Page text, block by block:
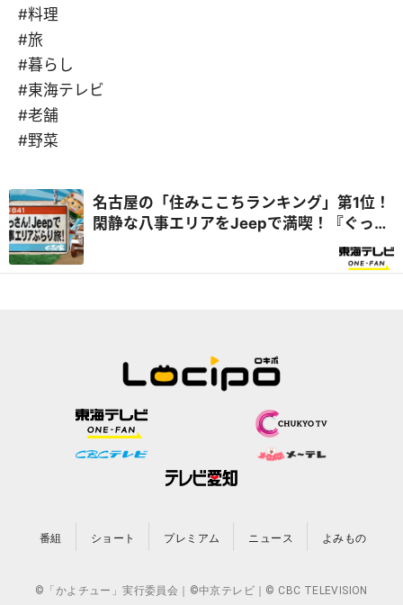
#料理
#旅
#暮らし
#東海テレビ
#老舗
#野菜
名古屋の「住みここちランキング」第1位！
閑静な八事エリアをJeepで満喫！『ぐっさ
番組 ショート プレミアム ニュース よみもの
©「かよチュー」実行委員会｜©中京テレビ｜© CBC TELEVISION